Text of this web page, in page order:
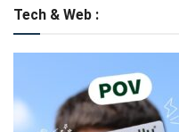
Tech & Web :